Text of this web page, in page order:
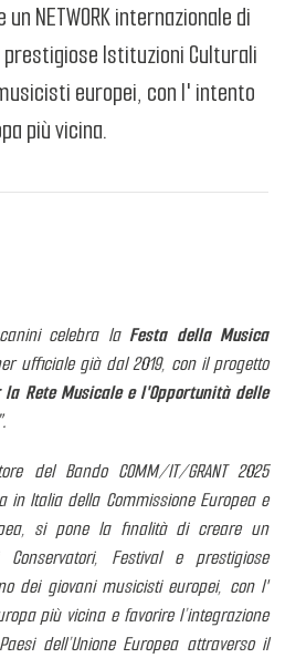
NETWORK internazionale di
Istituzioni Culturali
europei, con l' intento
più vicina.
celebra la Festa della Musica
ufficiale già dal 2019, con il progetto
la Rete Musicale e l'Opportunità delle
del Bando COMM/IT/GRANT 2025
in Italia della Commissione Europea e
si pone la finalità di creare un
Conservatori, Festival e prestigiose
dei giovani musicisti europei, con l'
più vicina e favorire l’integrazione
dell’Unione Europea attraverso il